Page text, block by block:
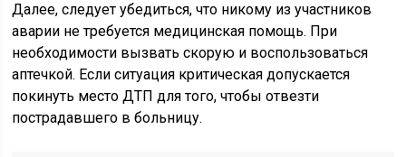
Далее, следует убедиться, что никому из участников
аварии не требуется медицинская помощь. При
необходимости вызвать скорую и воспользоваться
аптечкой. Если ситуация критическая допускается
покинуть место ДТП для того, чтобы отвезти
пострадавшего в больницу.